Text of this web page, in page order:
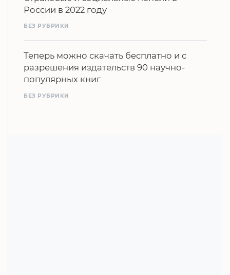
России в 2022 году
БЕЗ РУБРИКИ
Теперь можно скачать бесплатно и с
разрешения издательств 90 научно-
популярных книг
БЕЗ РУБРИКИ